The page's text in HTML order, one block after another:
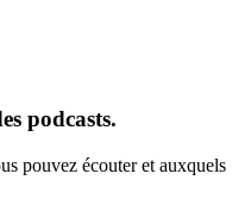
podcasts.
pouvez écouter et auxquels